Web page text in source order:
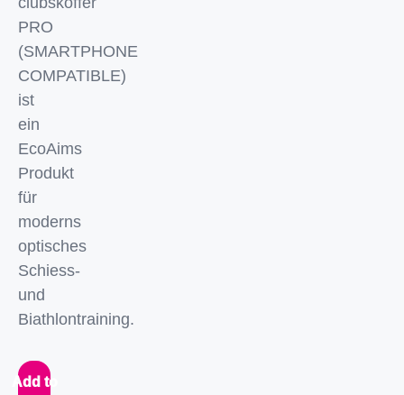
PRO
(SMARTPHONE
COMPATIBLE)
ist
ein
EcoAims
Produkt
für
moderns
optisches
Schiess-
und
Biathlontraining.
Add to